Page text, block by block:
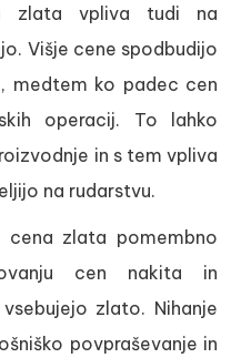
zlata vpliva tudi na
Višje cene spodbudijo
medtem ko padec cen
operacij. To lahko
in s tem vpliva
na rudarstvu.
zlata pomembno
cen nakita in
zlato. Nihanje
povpraševanje in